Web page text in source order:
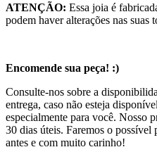
ATENÇÃO: Essa joia é
podem haver alterações nas suas
Encomende sua peça! :)
Consulte-nos sobre a
entrega, caso não esteja
especialmente para você. Nosso
30 dias úteis. Faremos o possível
antes e com muito carinho!